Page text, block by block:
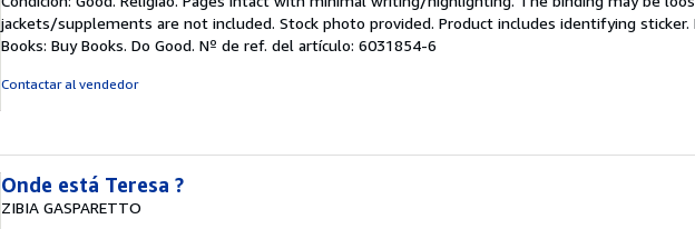
vendedor:
5
de
jackets/supplements are not included. Stock photo provided. Product includes identifying
Books: Buy Books. Do Good. Nº de ref. del artículo: 6031854-6
Contactar al vendedor
Onde está Teresa ?
ZIBIA GASPARETTO